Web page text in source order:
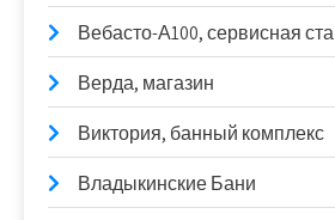
Вебасто-А100, сервисная
Верда, магазин
Виктория, банный комплекс
Владыкинские Бани